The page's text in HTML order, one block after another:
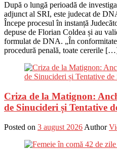
După o lungă perioadă de
adjunct al SRI, este judecat de
Începe procesul în instanță
depuse de Florian Coldea și au
formulat de DNA. „În
procedură penală, toate cererile
Criza de la Matignon:
de Sinucideri și Tentative
Posted on 3 august 2026 Author